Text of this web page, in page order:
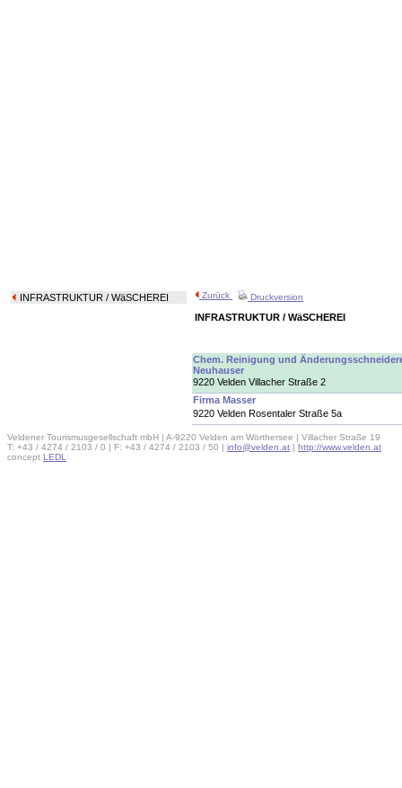
INFRASTRUKTUR / WäSCHEREI Zurück Druckversion
INFRASTRUKTUR / WäSCHEREI
Chem. Reinigung und
Neuhauser
9220 Velden Villacher Straße 2
Firma Masser
9220 Velden Rosentaler Straße 5a
Veldener Tourismusgesellschaft mbH | A-9220 Velden am Wörthersee | Villacher Straße 19
T: +43 / 4274 / 2103 / 0 | F: +43 / 4274 / 2103 / 50 | info@velden.at | http://www.velden.at
concept LEDL